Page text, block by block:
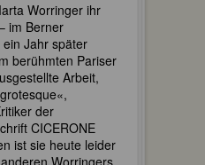
Worringer ihr
im Berner
Jahr später
berühmten Pariser
Arbeit,
der
CICERONE
ist sie heute leider
Worringers